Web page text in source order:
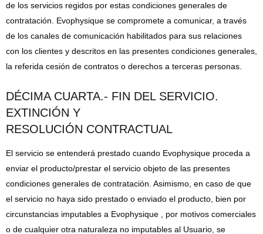
de los servicios regidos por estas condiciones generales de
contratación. Evophysique se compromete a comunicar, a través
de los canales de comunicación habilitados para sus relaciones
con los clientes y descritos en las presentes condiciones generales,
la referida cesión de contratos o derechos a terceras personas.
DÉCIMA CUARTA.- FIN DEL SERVICIO.
EXTINCIÓN Y
RESOLUCIÓN CONTRACTUAL
El servicio se entenderá prestado cuando Evophysique proceda a
enviar el producto/prestar el servicio objeto de las presentes
condiciones generales de contratación. Asimismo, en caso de que
el servicio no haya sido prestado o enviado el producto, bien por
circunstancias imputables a Evophysique , por motivos comerciales
o de cualquier otra naturaleza no imputables al Usuario, se